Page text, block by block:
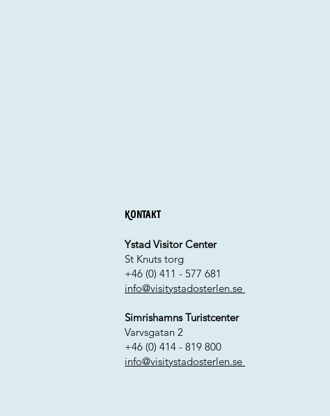
Kontakt
Ystad Visitor Center
St Knuts torg
+46 (0) 411 - 577 681
info@visitystadosterlen.se
Simrishamns Turistcenter
Varvsgatan 2
+46 (0) 414 - 819 800
info@visitystadosterlen.se